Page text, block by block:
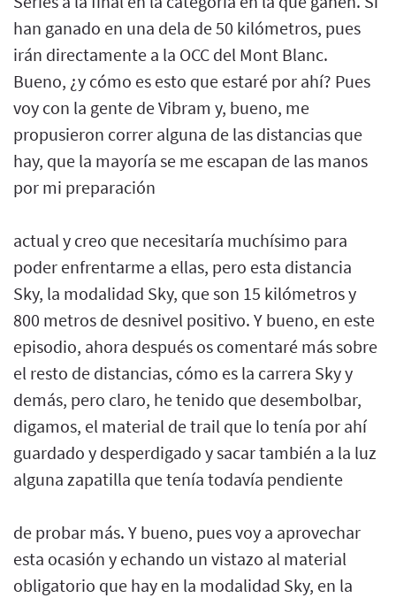
han ganado en una dela de 50 kilómetros, pues
irán directamente a la OCC del Mont Blanc.
Bueno, ¿y cómo es esto que estaré por ahí? Pues
voy con la gente de Vibram y, bueno, me
propusieron correr alguna de las distancias que
hay, que la mayoría se me escapan de las manos
por mi preparación
actual y creo que necesitaría muchísimo para
poder enfrentarme a ellas, pero esta distancia
Sky, la modalidad Sky, que son 15 kilómetros y
800 metros de desnivel positivo. Y bueno, en este
episodio, ahora después os comentaré más sobre
el resto de distancias, cómo es la carrera Sky y
demás, pero claro, he tenido que desembolbar,
digamos, el material de trail que lo tenía por ahí
guardado y desperdigado y sacar también a la luz
alguna zapatilla que tenía todavía pendiente
de probar más. Y bueno, pues voy a aprovechar
esta ocasión y echando un vistazo al material
obligatorio que hay en la modalidad Sky, en la